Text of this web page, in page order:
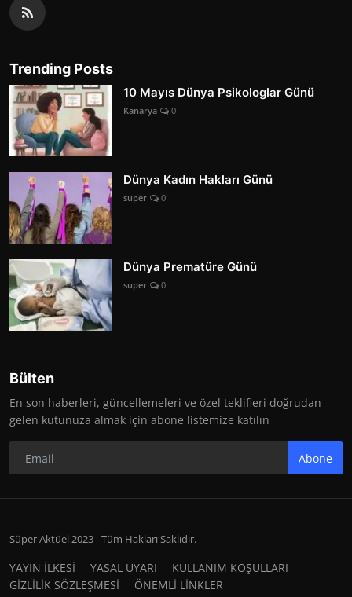
Trending Posts
10 Mayıs Dünya Psikologlar Günü
Kanarya 0
Dünya Kadın Hakları Günü
super 0
Dünya Prematüre Günü
super 0
Bülten
En son haberleri, güncellemeleri ve özel teklifleri doğrudan
gelen kutunuza almak için abone listemize katılın
Abone
Süper Aktüel 2023 - Tüm Hakları Saklıdır.
YAYIN İLKESİ YASAL UYARI
KULLANIM KOŞULLARI
GİZLİLİK SÖZLEŞMESİ
ÖNEMLİ LİNKLER